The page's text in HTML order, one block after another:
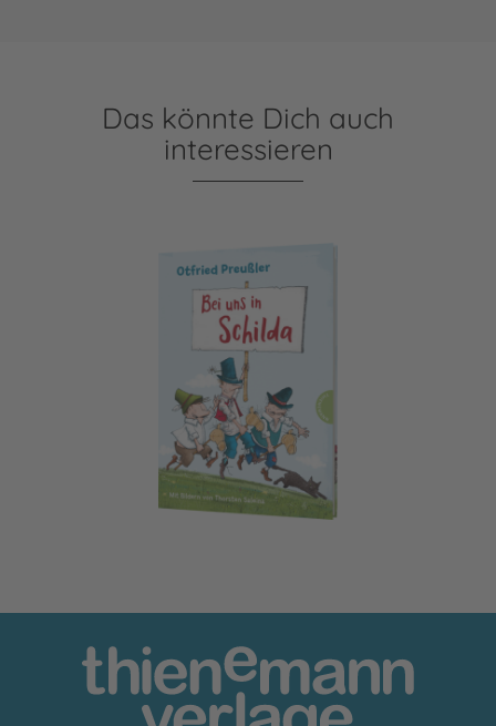
Das könnte Dich auch
interessieren